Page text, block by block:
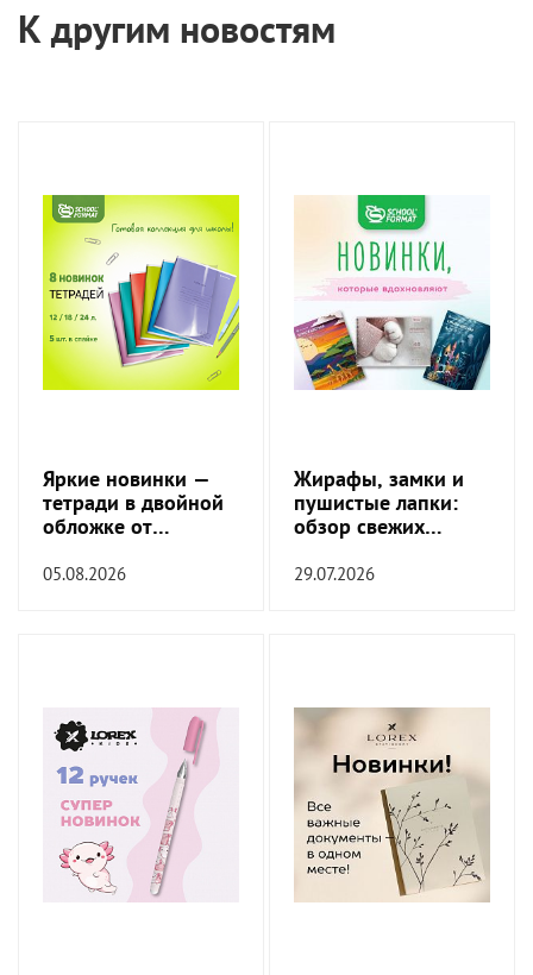
К другим новостям
Яркие новинки —
тетради в двойной
обложке от
05.08.2026
Жирафы, замки и
пушистые лапки:
обзор свежих
29.07.2026